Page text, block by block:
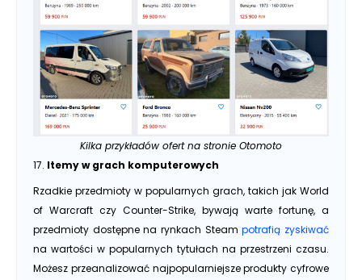
Kilka przykładów ofert na stronie Otomoto
17. Itemy w grach komputerowych
Rzadkie przedmioty w popularnych grach, takich jak World
of Warcraft czy Counter-Strike, bywają warte fortunę, a
przedmioty dostępne na rynkach Steampotrafią zyskiwać
na wartości w popularnych tytułach na przestrzeni czasu.
Możesz przeanalizować najpopularniejsze produkty cyfrowe